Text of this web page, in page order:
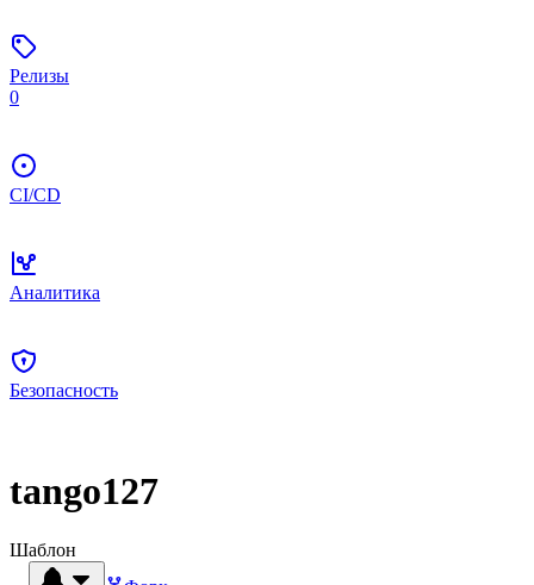
Релизы
0
CI/CD
Аналитика
Безопасность
tango127
Шаблон